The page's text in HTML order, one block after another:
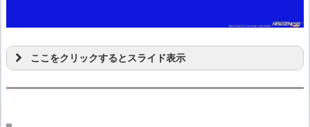
ここをクリックするとスライド表示